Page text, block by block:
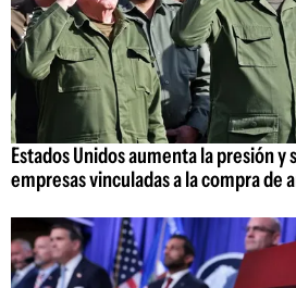
Estados Unidos aumenta la presión y
empresas vinculadas a la compra de